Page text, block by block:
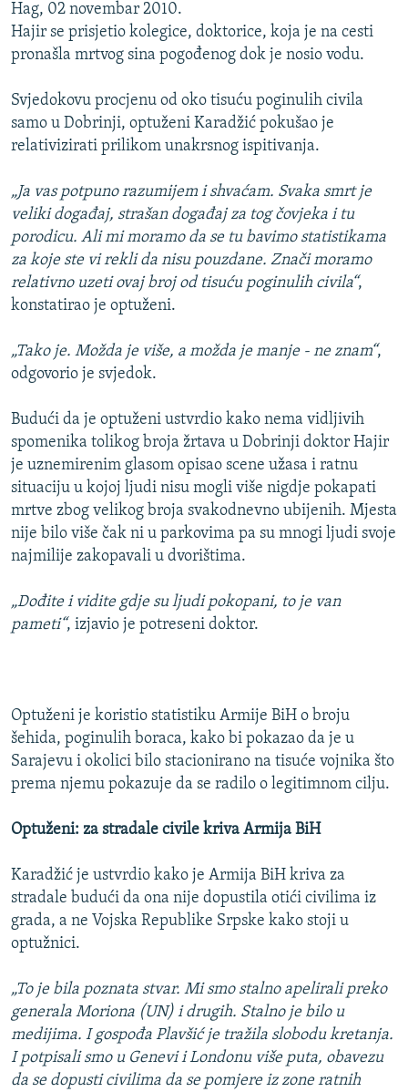
Hag, 02 novembar 2010.
Hajir se prisjetio kolegice, doktorice, koja je na cesti
pronašla mrtvog sina pogođenog dok je nosio vodu.
Svjedokovu procjenu od oko tisuću poginulih civila
samo u Dobrinji, optuženi Karadžić pokušao je
relativizirati prilikom unakrsnog ispitivanja.
„Ja vas potpuno razumijem i shvaćam. Svaka smrt je
veliki događaj, strašan događaj za tog čovjeka i tu
porodicu. Ali mi moramo da se tu bavimo statistikama
za koje ste vi rekli da nisu pouzdane. Znači moramo
relativno uzeti ovaj broj od tisuću poginulih civila“,
konstatirao je optuženi.
„Tako je. Možda je više, a možda je manje - ne znam“,
odgovorio je svjedok.
Budući da je optuženi ustvrdio kako nema vidljivih
spomenika tolikog broja žrtava u Dobrinji doktor Hajir
je uznemirenim glasom opisao scene užasa i ratnu
situaciju u kojoj ljudi nisu mogli više nigdje pokapati
mrtve zbog velikog broja svakodnevno ubijenih. Mjesta
nije bilo više čak ni u parkovima pa su mnogi ljudi svoje
najmilije zakopavali u dvorištima.
„Dođite i vidite gdje su ljudi pokopani, to je van
pameti“, izjavio je potreseni doktor.
Optuženi je koristio statistiku Armije BiH o broju
šehida, poginulih boraca, kako bi pokazao da je u
Sarajevu i okolici bilo stacionirano na tisuće vojnika što
prema njemu pokazuje da se radilo o legitimnom cilju.
Optuženi: za stradale civile kriva Armija BiH
Karadžić je ustvrdio kako je Armija BiH kriva za
stradale budući da ona nije dopustila otići civilima iz
grada, a ne Vojska Republike Srpske kako stoji u
optužnici.
„To je bila poznata stvar. Mi smo stalno apelirali preko
generala Moriona (UN) i drugih. Stalno je bilo u
medijima. I gospođa Plavšić je tražila slobodu kretanja.
I potpisali smo u Genevi i Londonu više puta, obavezu
da se dopusti civilima da se pomjere iz zone ratnih